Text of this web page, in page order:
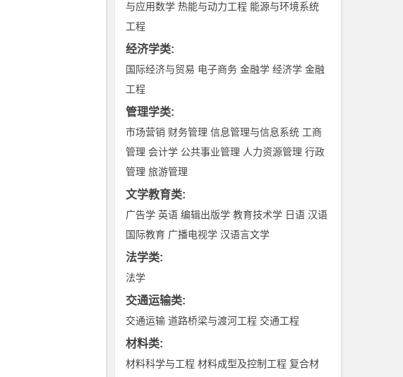
与应用数学 热能与动力工程 能源与环境系统
工程
经济学类:
国际经济与贸易 电子商务 金融学 经济学 金融
工程
管理学类:
市场营销 财务管理 信息管理与信息系统 工商
管理 会计学 公共事业管理 人力资源管理 行政
管理 旅游管理
文学教育类:
广告学 英语 编辑出版学 教育技术学 日语 汉语
国际教育 广播电视学 汉语言文学
法学类:
法学
交通运输类:
交通运输 道路桥梁与渡河工程 交通工程
材料类:
材料科学与工程 材料成型及控制工程 复合材